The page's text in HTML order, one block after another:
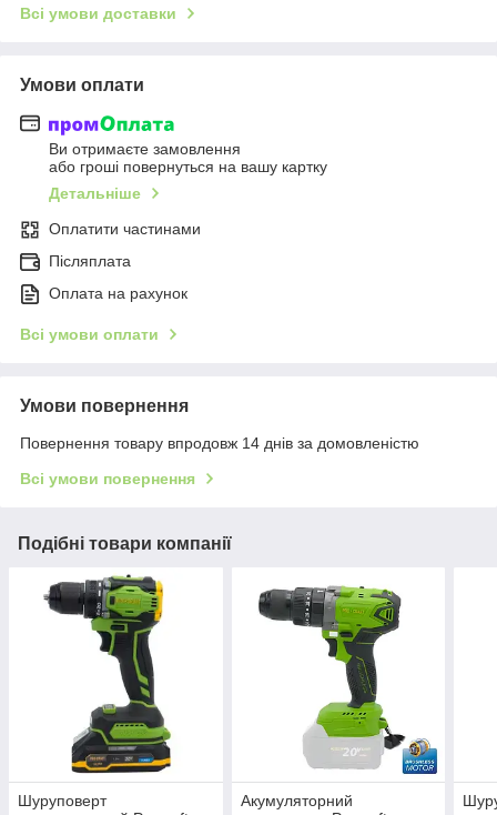
Всі умови доставки
Умови оплати
Ви отримаєте замовлення
або гроші повернуться на вашу картку
Детальніше
Оплатити частинами
Післяплата
Оплата на рахунок
Всі умови оплати
Умови повернення
Повернення товару впродовж 14 днів за домовленістю
Всі умови повернення
Подібні товари компанії
Шуруповерт
Акумуляторний